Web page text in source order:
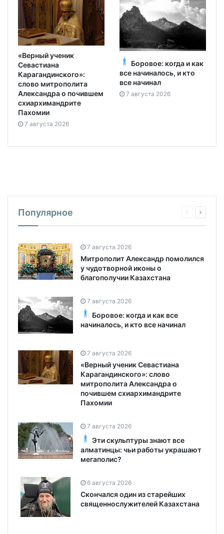
«Верный ученик
Севастиана
Карагандинского»:
слово митрополита
Александра о почившем
схиархимандрите
Пахомии
7 августа 2026
Боровое: когда и как
все начиналось, и кто
все начинал
7 августа 2026
Популярное
7 августа 2026
Митрополит Александр помолился
у чудотворной иконы о
благополучии Казахстана
7 августа 2026
Боровое: когда и как все
начиналось, и кто все начинал
7 августа 2026
«Верный ученик Севастиана
Карагандинского»: слово
митрополита Александра о
почившем схиархимандрите
Пахомии
7 августа 2026
Эти скульптуры знают все
алматинцы: чьи работы украшают
мегаполис?
6 августа 2026
Скончался один из старейших
священнослужителей Казахстана